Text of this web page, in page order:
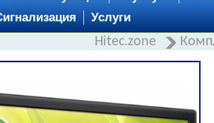
Услуги
Hitec.zone